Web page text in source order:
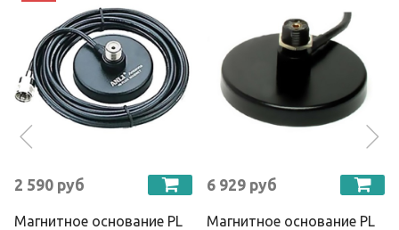
2 590 руб
Магнитное основание PL
6 929 руб
Магнитное основание PL